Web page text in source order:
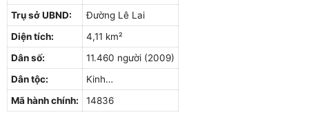
Trụ sở UBND:
Đường Lê Lai
Diện tích:
4,11 km²
Dân số:
11.460 người (2009)
Dân tộc:
Kinh…
Mã hành chính:
14836